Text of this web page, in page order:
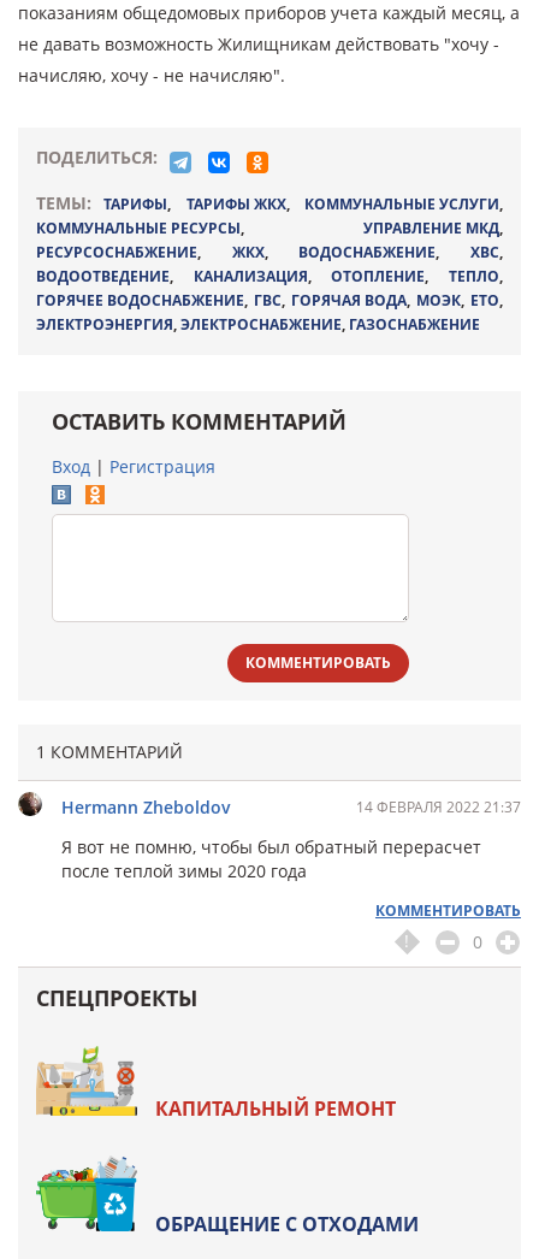
показаниям общедомовых приборов учета каждый месяц, а
не давать возможность Жилищникам действовать "хочу -
начисляю, хочу - не начисляю".
ПОДЕЛИТЬСЯ:
ТЕМЫ:
ТАРИФЫ, ТАРИФЫ ЖКХ, КОММУНАЛЬНЫЕ УСЛУГИ,
КОММУНАЛЬНЫЕ РЕСУРСЫ, УПРАВЛЕНИЕ МКД,
РЕСУРСОСНАБЖЕНИЕ, ЖКХ, ВОДОСНАБЖЕНИЕ,ХВС,
ВОДООТВЕДЕНИЕ, КАНАЛИЗАЦИЯ,ОТОПЛЕНИЕ,ТЕПЛО,
ГОРЯЧЕЕ ВОДОСНАБЖЕНИЕ, ГВС, ГОРЯЧАЯ ВОДА, МОЭК, ЕТО,
ЭЛЕКТРОЭНЕРГИЯ,ЭЛЕКТРОСНАБЖЕНИЕ, ГАЗОСНАБЖЕНИЕ
ОСТАВИТЬ КОММЕНТАРИЙ
Вход | Регистрация
КОММЕНТИРОВАТЬ
1 КОММЕНТАРИЙ
Hermann Zheboldov 14 ФЕВРАЛЯ 2022 21:37
Я вот не помню, чтобы был обратный перерасчет
после теплой зимы 2020 года
КОММЕНТИРОВАТЬ
0
СПЕЦПРОЕКТЫ
КАПИТАЛЬНЫЙ РЕМОНТ
ОБРАЩЕНИЕ С ОТХОДАМИ